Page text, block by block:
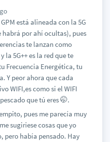
está alineada con la 5G
habrá por ahí ocultas), pues
te lanzan como
la 5G++ es la red que te
Frecuencia Energética, tu
Y peor ahora que cada
WIFI,es como si el WIFI
que tú eres 🤭.
pues me parecía muy
sugiriese cosas que yo
pero había pensado. Hay